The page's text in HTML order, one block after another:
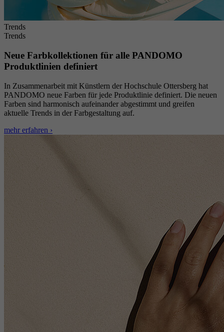
Trends
Trends
Neue Farbkollektionen für alle PANDOMO
Produktlinien definiert
In Zusammenarbeit mit Künstlern der Hochschule Ottersberg hat
PANDOMO neue Farben für jede Produktlinie definiert. Die neuen
Farben sind harmonisch aufeinander abgestimmt und greifen
aktuelle Trends in der Farbgestaltung auf.
mehr erfahren ›